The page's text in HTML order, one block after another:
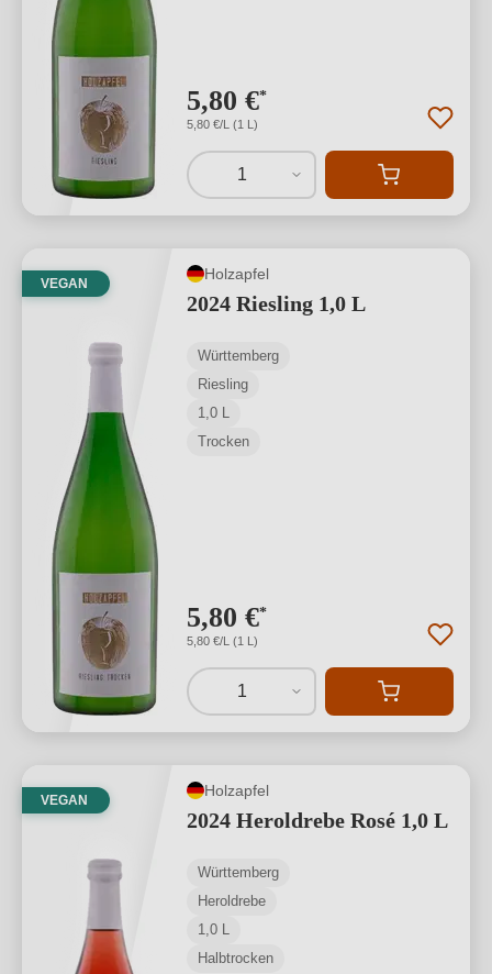
5,80 €*
5,80 €/L (1 L)
1
VEGAN
Holzapfel
2024 Riesling 1,0 L
Württemberg
Riesling
1,0 L
Trocken
5,80 €*
5,80 €/L (1 L)
1
VEGAN
Holzapfel
2024 Heroldrebe Rosé 1,0 L
Württemberg
Heroldrebe
1,0 L
Halbtrocken